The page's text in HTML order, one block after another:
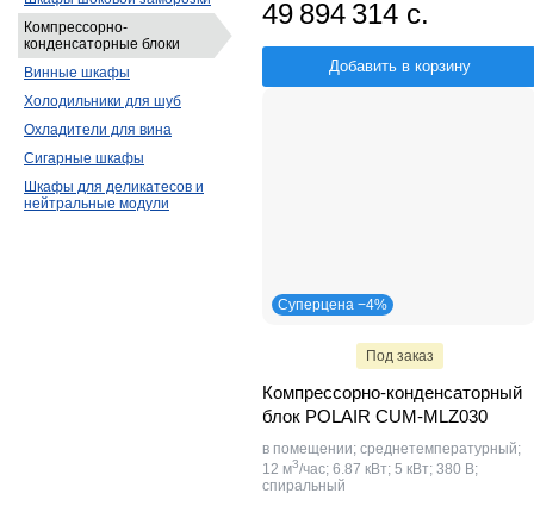
49 894 314 с.
Добавить в корзину
Суперцена −4%
Под заказ
Компрессорно-конденсаторный
блок POLAIR CUM-MLZ030
в помещении; среднетемпературный;
12 м3/час; 6.87 кВт; 5 кВт; 380 В;
спиральный
Компрессорно-
конденсаторные блоки
Винные шкафы
Холодильники для шуб
Охладители для вина
Сигарные шкафы
Шкафы для деликатесов и
нейтральные модули